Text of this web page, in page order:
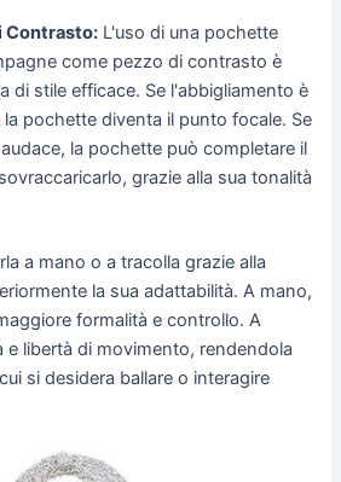
Contrasto: L'uso di una pochette
come pezzo di contrasto è
di stile efficace. Se l'abbigliamento è
la pochette diventa il punto focale. Se
la pochette può completare il
grazie alla sua tonalità
a mano o a tracolla grazie alla
la sua adattabilità. A mano,
formalità e controllo. A
e libertà di movimento, rendendola
si desidera ballare o interagire